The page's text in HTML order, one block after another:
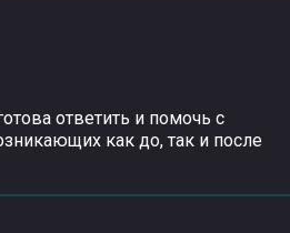
ответить и помочь с
как до, так и после